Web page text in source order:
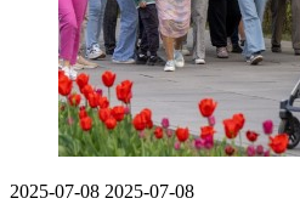
2025-07-08 2025-07-08